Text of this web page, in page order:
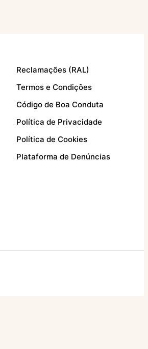
Reclamações (RAL)
Termos e Condições
Código de Boa Conduta
Política de Privacidade
Política de Cookies
Plataforma de Denúncias